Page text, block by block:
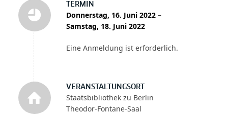
TERMIN
Donnerstag, 16. Juni 2022 –
Samstag, 18. Juni 2022
Eine Anmeldung ist erforderlich.
VERANSTALTUNGSORT
Staatsbibliothek zu Berlin
Theodor-Fontane-Saal